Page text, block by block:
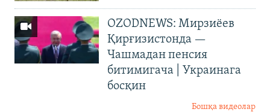
OZODNEWS: Мирзиёев
Қирғизистонда —
Чашмадан пенсия
битимигача | Украинага
босқин
Бошқа видеолар